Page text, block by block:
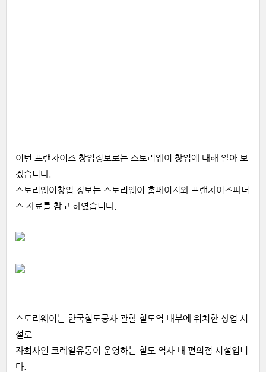
이번 프랜차이즈 창업정보로는 스토리웨이 창업에 대해 알아 보
겠습니다.
스토리웨이창업 정보는 스토리웨이 홈페이지와 프랜차이즈파너
스 자료를 참고 하였습니다.
스토리웨이는 한국철도공사 관할 철도역 내부에 위치한 상업 시
설로
자회사인 코레일유통이 운영하는 철도 역사 내 편의점 시설입니
다.